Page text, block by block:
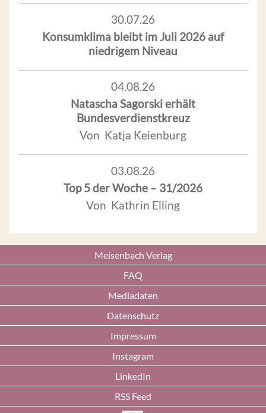
30.07.26
Konsumklima bleibt im Juli 2026 auf
niedrigem Niveau
04.08.26
Natascha Sagorski erhält
Bundesverdienstkreuz
Von Katja Keienburg
03.08.26
Top 5 der Woche – 31/2026
Von Kathrin Elling
Meisenbach Verlag
FAQ
Mediadaten
Datenschutz
Impressum
Instagram
LinkedIn
RSS Feed